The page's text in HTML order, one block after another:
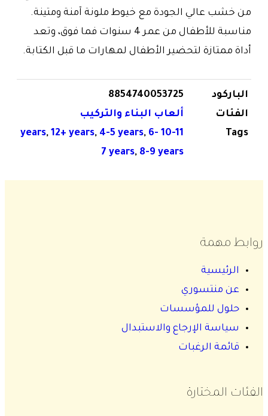
من خشب عالي الجودة مع خيوط ملونة آمنة ومتينة.
مناسبة للأطفال من عمر 4 سنوات فما فوق، وتعد
أداة ممتازة لتحضير الأطفال لمهارات ما قبل الكتابة.
الباركود
8854740053725
الفئات
ألعاب البناء والتركيب
Tags
10-11 years
, 12+ years, 4-5 years, 6-
7 years, 8-9 years
روابط مهمة
الرئيسية
عن منتسوري
حلول للمؤسسات
سياسة الإرجاع والاستبدال
قائمة الرغبات
الفئات المختارة